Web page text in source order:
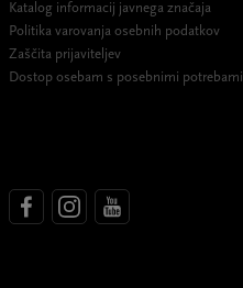
Katalog informacij javnega značaja
Politika varovanja osebnih podatkov
Zaščita prijaviteljev
Dostop osebam s posebnimi potrebami